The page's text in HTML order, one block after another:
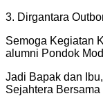
3. ⁠Dirgantara
Semoga Kegiatan
alumni Pondok
Jadi Bapak dan
Sejahtera